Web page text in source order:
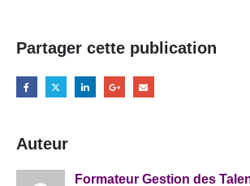
Partager cette publication
Auteur
Formateur Gestion des